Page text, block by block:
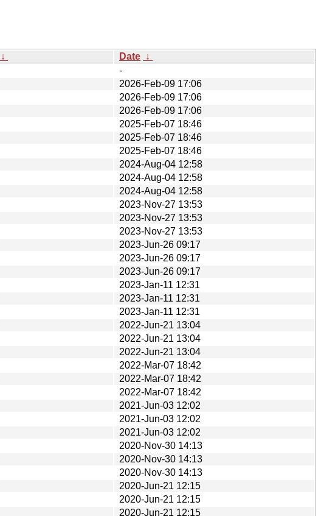
↓ Date ↓
-
2026-Feb-09 17:06
2026-Feb-09 17:06
2026-Feb-09 17:06
2025-Feb-07 18:46
2025-Feb-07 18:46
2025-Feb-07 18:46
2024-Aug-04 12:58
2024-Aug-04 12:58
2024-Aug-04 12:58
2023-Nov-27 13:53
2023-Nov-27 13:53
2023-Nov-27 13:53
2023-Jun-26 09:17
2023-Jun-26 09:17
2023-Jun-26 09:17
2023-Jan-11 12:31
2023-Jan-11 12:31
2023-Jan-11 12:31
2022-Jun-21 13:04
2022-Jun-21 13:04
2022-Jun-21 13:04
2022-Mar-07 18:42
2022-Mar-07 18:42
2022-Mar-07 18:42
2021-Jun-03 12:02
2021-Jun-03 12:02
2021-Jun-03 12:02
2020-Nov-30 14:13
2020-Nov-30 14:13
2020-Nov-30 14:13
2020-Jun-21 12:15
2020-Jun-21 12:15
2020-Jun-21 12:15